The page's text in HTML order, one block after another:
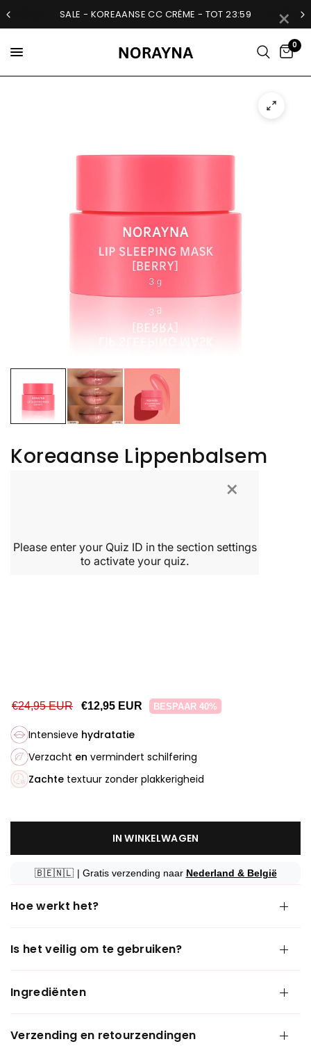
SALE - KOREAANSE CC CRÈME - TOT 23:59
0
Koreaanse Lippenbalsem
×
×
€24,95 EUR €12,95 EUR BESPAAR 40%
Intensieve hydratatie
Verzacht en vermindert schilfering
Zachte textuur zonder plakkerigheid
IN WINKELWAGEN
🇧🇪🇳🇱 | Gratis verzending naar Nederland & België
Hoe werkt het?
Is het veilig om te gebruiken?
Ingrediënten
Verzending en retourzendingen